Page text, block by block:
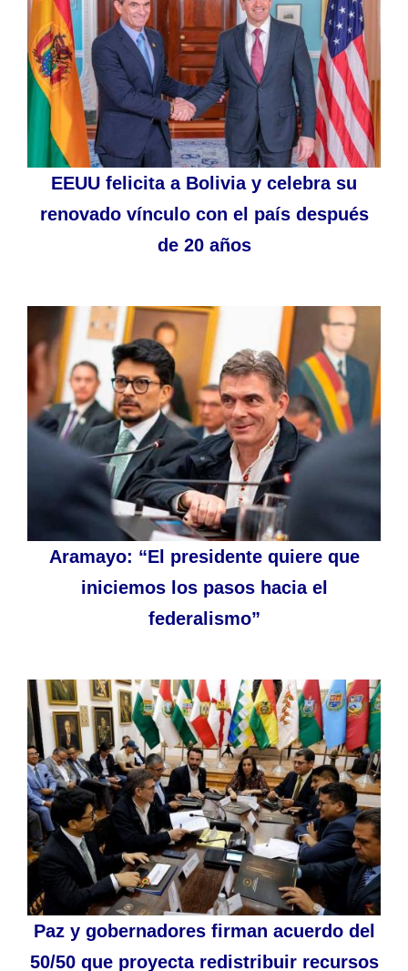
EEUU felicita a Bolivia y celebra su
renovado vínculo con el país después
de 20 años
Aramayo: “El presidente quiere que
iniciemos los pasos hacia el
federalismo”
Paz y gobernadores firman acuerdo del
50/50 que proyecta redistribuir recursos